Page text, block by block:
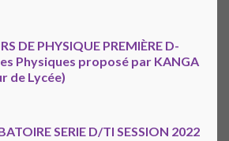
DE PHYSIQUE PREMIÈRE D-
Physiques proposé par KANGA
de Lycée)
SERIE D/TI SESSION 2022